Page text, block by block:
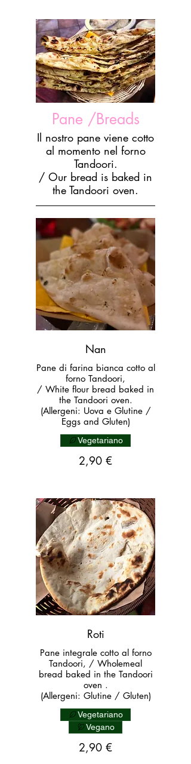
Pane /Breads
Il nostro pane viene cotto
al momento nel forno
Tandoori.
/ Our bread is baked in
the Tandoori oven.
Nan
Pane di farina bianca cotto al
forno Tandoori,
/ White flour bread baked in
the Tandoori oven.
(Allergeni: Uova e Glutine /
Eggs and Gluten)
2,90 €
Vegetariano
Roti
Pane integrale cotto al forno
Tandoori, / Wholemeal
bread baked in the Tandoori
oven .
(Allergeni: Glutine / Gluten)
2,90 €
Vegetariano
Vegano